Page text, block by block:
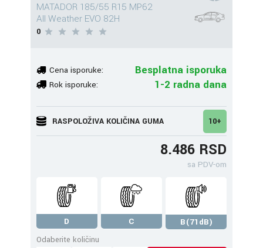
MATADOR 185/55 R15 MP62
All Weather EVO 82H
0
Cena isporuke: Besplatna isporuka
Rok isporuke: 1-2 radna dana
RASPOLOŽIVA KOLIČINA GUMA 10+
8.486 RSD
sa PDV-om
D C
B(71dB)
Odaberite količinu